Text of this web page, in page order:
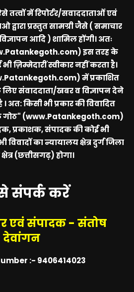
में रिपोर्टर/सवाददाताओं एवं
द्वारा प्रस्तुत सामग्री जैसे ( समाचार
आदि ) शामिल होंगी। अतः
इस तरह के
ज़िम्मेदारीं स्वीकार नहीं करता है।
में प्रकाशित
लिए संवाददाता/खबर व विज्ञापन देने
अत: किसी भी प्रकार की विवादित
गोठ" (www.Patankegoth.com)
प्रकाशक, संपादक की कोई भी
विवादों का न्यायालय क्षेत्र दुर्ग जिला
(छत्तीसगढ़) होगा।
संपर्क करें
एवं संपादक - संतोष
देवांगन
:- 9406414023